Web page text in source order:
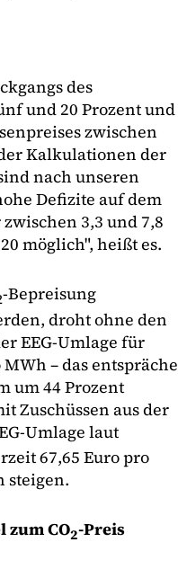
des
und 20 Prozent und
zwischen
Kalkulationen der
nach unseren
Defizite auf dem
3,3 und 7,8
möglich", heißt es.
-Bepreisung
droht ohne den
EEG-Umlage für
– das entspräche
um 44 Prozent
Zuschüssen aus der
Umlage laut
67,65 Euro pro
steigen.
CO2-Preis